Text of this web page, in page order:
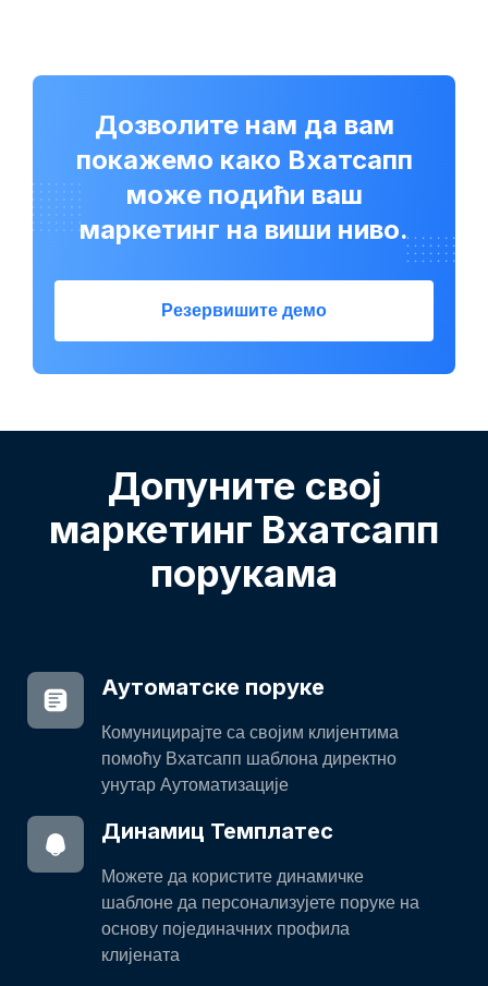
Дозволите нам да вам
покажемо како Вхатсапп
може подићи ваш
маркетинг на виши ниво.
Резервишите демо
Допуните свој
маркетинг Вхатсапп
порукама
Аутоматске поруке
Комуницирајте са својим клијентима
помоћу Вхатсапп шаблона директно
унутар Аутоматизације
Динамиц Темплатес
Можете да користите динамичке
шаблоне да персонализујете поруке на
основу појединачних профила
клијената